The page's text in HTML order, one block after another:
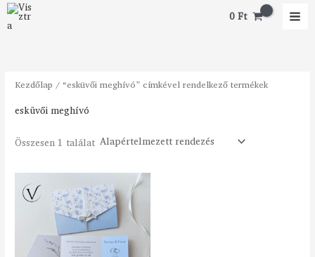
Skip
to
0Ft
Kezdőlap / “esküvői meghívó” címkével rendelkező termékek
esküvői meghívó
Összesen 1 találat